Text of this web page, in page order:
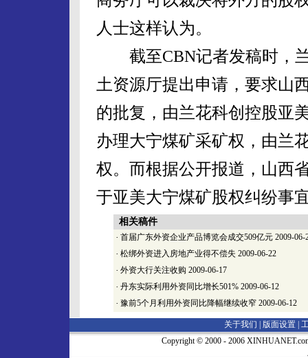
人士这样认为。
截至CBN记者发稿时，兰
土资源厅提出申请，要求山
的批复，由兰花科创控股亚
办理大宁煤矿采矿权，由兰
权。而根据公开报道，山西
于亚美大宁煤矿股权纠纷事
相关稿件
· 首届广东外资企业产品博览会成交509亿元 2009-06-
· 松绑外资进入房地产业得不偿失 2009-06-22
· 外资大行关注收购 2009-06-17
· 丹东实际利用外资同比增长501% 2009-06-12
· 豫前5个月利用外资同比降幅继续收窄 2009-06-12
关于我们 | 版面设置
Copyright © 2000 - 2006